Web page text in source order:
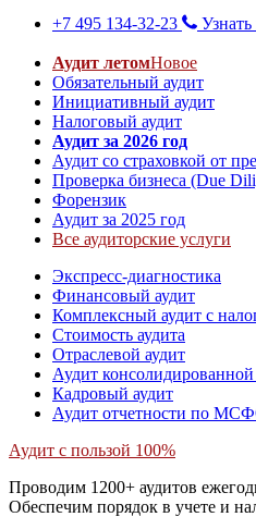
+7 495 134-32-23
Аудит летомНовое
Обязательный аудит
Инициативный аудит
Налоговый аудит
Аудит за 2026 год
Аудит со страховкой от
Проверка бизнеса (Due
Форензик
Аудит за 2025 год
Все аудиторские услуги
Экспресс-диагностика
Финансовый аудит
Комплексный аудит с
Стоимость аудита
Отраслевой аудит
Аудит консолидированной
Кадровый аудит
Аудит отчетности по
Аудит с пользой 100%
Проводим 1200+ аудитов
Обеспечим порядок в учете и